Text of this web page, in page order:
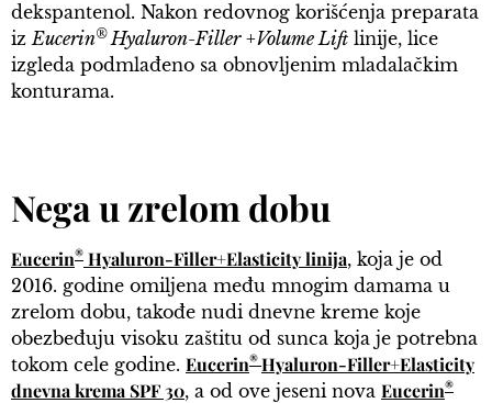
dekspantenol. Nakon redovnog korišćenja preparata
izEucerin® Hyaluron-Filler+Volume Lift linije, lice
izgleda podmlađeno sa obnovljenim mladalačkim
konturama.
Nega u zrelom dobu
Eucerin® Hyaluron-Filler+Elasticity linija, koja je od
2016. godine omiljena među mnogim damama u
zrelom dobu, takođe nudi dnevne kreme koje
obezbeđuju visoku zaštitu od sunca koja je potrebna
tokom cele godine. Eucerin®Hyaluron-Filler+Elasticity
dnevna krema SPF 30, a od ove jeseni nova Eucerin®